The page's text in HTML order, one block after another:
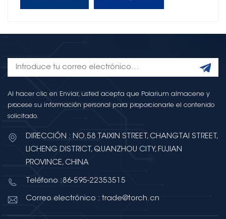
Al hacer clic en Enviar, usted acepta que Polarium almacene y
procese su información personal para proporcionarle el contenido
solicitado.
DIRECCIÓN : NO.58 TAIXIN STREET, CHANGTAI STREET,
LICHENG DISTRICT, QUANZHOU CITY, FUJIAN
PROVINCE, CHINA
Teléfono :86-595-22353515
Correo electrónico : trade@torch.cn